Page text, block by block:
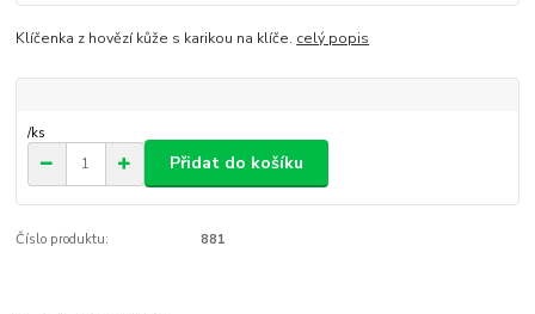
Klíčenka z hovězí kůže s karikou na klíče. celý popis
/ks
Přidat do košíku
Číslo produktu: 881